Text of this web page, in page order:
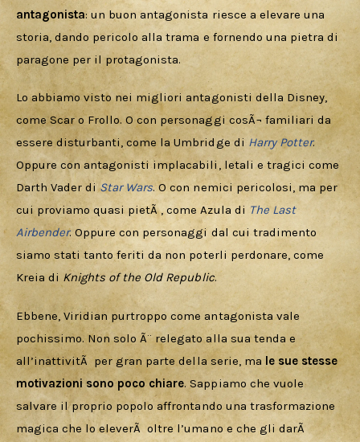
antagonista: un buon antagonista riesce a elevare una
storia, dando pericolo alla trama e fornendo una pietra di
paragone per il protagonista.
Lo abbiamo visto nei migliori antagonisti della Disney,
come Scar o Frollo. O con personaggi cosÃ¬ familiari da
essere disturbanti, come la Umbridge di Harry Potter.
Oppure con antagonisti implacabili, letali e tragici come
Darth Vader di Star Wars. O con nemici pericolosi, ma per
cui proviamo quasi pietÃ , come Azula di The Last
Airbender. Oppure con personaggi dal cui tradimento
siamo stati tanto feriti da non poterli perdonare, come
Kreia di Knights of the Old Republic.
Ebbene, Viridian purtroppo come antagonista vale
pochissimo. Non solo Ã¨ relegato alla sua tenda e
all’inattivitÃ  per gran parte della serie, ma le sue stesse
motivazioni sono poco chiare. Sappiamo che vuole
salvare il proprio popolo affrontando una trasformazione
magica che lo eleverÃ  oltre l’umano e che gli darÃ